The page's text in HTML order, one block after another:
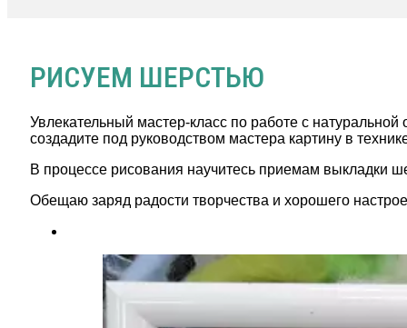
РИСУЕМ ШЕРСТЬЮ
Увлекательный мастер-класс по работе с
создадите под руководством мастера картину в
В процессе рисования научитесь приемам выкладки
Обещаю заряд радости творчества и хорошего